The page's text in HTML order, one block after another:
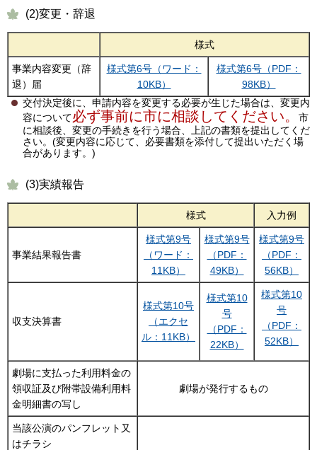
(2)変更・辞退
様式
事業内容変更（辞
退）届
様式第6号（ワード：
10KB）
様式第6号（PDF：
98KB）
交付決定後に、申請内容を変更する必要が生じた場合は、変更内
容について必ず事前に市に相談してください。
市
に相談後、変更の手続きを行う場合、上記の書類を提出してくだ
さい。(変更内容に応じて、必要書類を添付して提出いただく場
合があります。)
(3)実績報告
様式 入力例
事業結果報告書
様式第9号
（ワード：
11KB）
様式第9号
（PDF：
49KB）
様式第9号
（PDF：
56KB）
収支決算書
様式第10号
（エクセ
ル：11KB）
様式第10
号
（PDF：
22KB）
様式第10
号
（PDF：
52KB）
劇場に支払った利用料金の
領収証及び附帯設備利用料
金明細書の写し
劇場が発行するもの
当該公演のパンフレット又
はチラシ